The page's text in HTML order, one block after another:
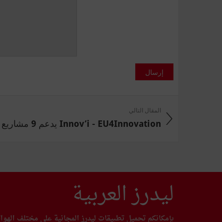
إرسال
المقال التالي
Innov’i - EU4Innovation يدعم 9 مشاريع ...
ليدرز العربية
بإمكانكم تحميل تطبيقات ليدرز المجانية على مختلف